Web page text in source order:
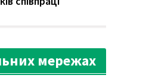
мережах